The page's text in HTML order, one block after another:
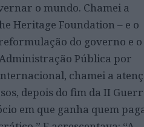
o mundo. Chamei a
Heritage Foundation – e o
do governo e o
Pública por
chamei a
depois do fim da II
em que ganha quem